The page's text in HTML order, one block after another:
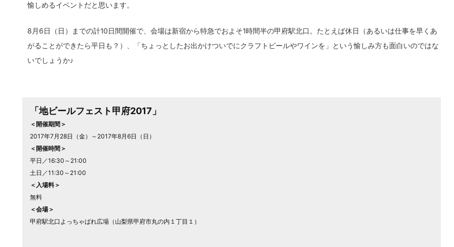
愉しめるイベントだと思います。
8月6日（日）までの計10日間開催で、会場は新宿から特急でおよそ1時間半の甲府駅北口。たとえば休日（あるいは仕事を早くあ
がることができたら平日も？）、「ちょっとしたお出かけついでにクラフトビールやワインを」という愉しみ方も面白いのではな
いでしょうか♪
「地ビールフェスト甲府2017」
＜開催期間＞
2017年7月28日（金）～2017年8月6日（日）
＜開催時間＞
平日／16:30～21:00
土日／11:30～21:00
＜入場料＞
無料
＜会場＞
甲府駅北口よっちゃばれ広場（山梨県甲府市丸の内１丁目１）